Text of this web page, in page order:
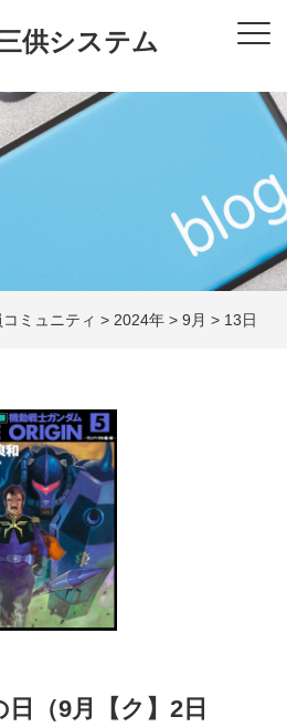
供システム
ミュニティ > 2024年 > 9月 > 13日
（9月【ク】2日